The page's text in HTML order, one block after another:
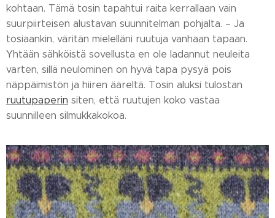
kohtaan. Tämä tosin tapahtui raita kerrallaan vain
suurpiirteisen alustavan suunnitelman pohjalta. – Ja
tosiaankin, väritän mielelläni ruutuja vanhaan tapaan.
Yhtään sähköistä sovellusta en ole ladannut neuleita
varten, sillä neulominen on hyvä tapa pysyä pois
näppäimistön ja hiiren ääreltä. Tosin aluksi tulostan
ruutupaperin siten, että ruutujen koko vastaa
suunnilleen silmukkakokoa.